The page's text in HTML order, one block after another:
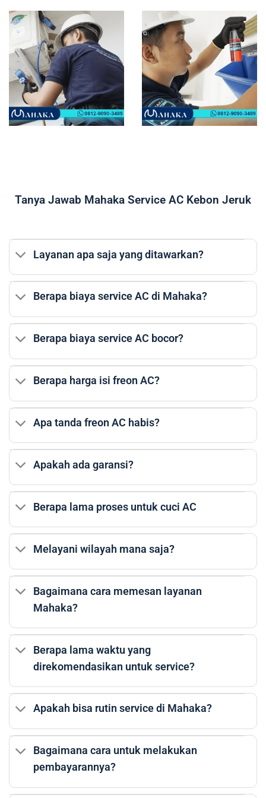
Tanya Jawab Mahaka Service AC Kebon Jeruk
Layanan apa saja yang ditawarkan?
Berapa biaya service AC di Mahaka?
Berapa biaya service AC bocor?
Berapa harga isi freon AC?
Apa tanda freon AC habis?
Apakah ada garansi?
Berapa lama proses untuk cuci AC
Melayani wilayah mana saja?
Bagaimana cara memesan layanan
Mahaka?
Berapa lama waktu yang
direkomendasikan untuk service?
Apakah bisa rutin service di Mahaka?
Bagaimana cara untuk melakukan
pembayarannya?